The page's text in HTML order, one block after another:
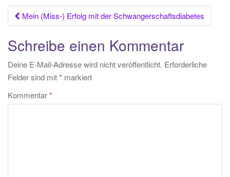
Beitrags-
Navigation
Mein (Miss-) Erfolg mit der Schwangerschaftsdiabetes
Schreibe einen Kommentar
Deine E-Mail-Adresse wird nicht veröffentlicht. Erforderliche
Felder sind mit* markiert
Kommentar*